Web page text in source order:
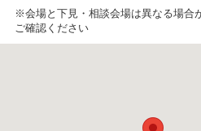
※会場と下見・相談会場は異なる場合
ご確認ください